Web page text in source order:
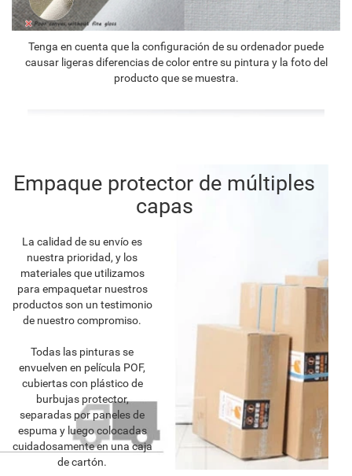
Tenga en cuenta que la configuración de su ordenador puede
causar ligeras diferencias de color entre su pintura y la foto del
producto que se muestra.
Empaque protector de múltiples
capas
La calidad de su envío es
nuestra prioridad, y los
materiales que utilizamos
para empaquetar nuestros
productos son un testimonio
de nuestro compromiso.
Todas las pinturas se
envuelven en película POF,
cubiertas con plástico de
burbujas protector,
separadas por paneles de
espuma y luego colocadas
cuidadosamente en una caja
de cartón.